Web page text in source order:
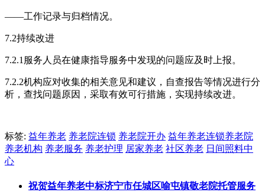
——工作记录与归档情况。
7.2持续改进
7.2.1服务人员在健康指导服务中发现的问题应及时上报。
7.2.2机构应对收集的相关意见和建议，自查报告等情况进行分
析，查找问题原因，采取有效可行措施，实现持续改进。
标签: 益年养老 养老院连锁 养老院开办 益年养老连锁养老院
养老机构 养老服务 养老护理 居家养老 社区养老 日间照料中
心
祝贺益年养老中标济宁市任城区喻屯镇敬老院托管服务